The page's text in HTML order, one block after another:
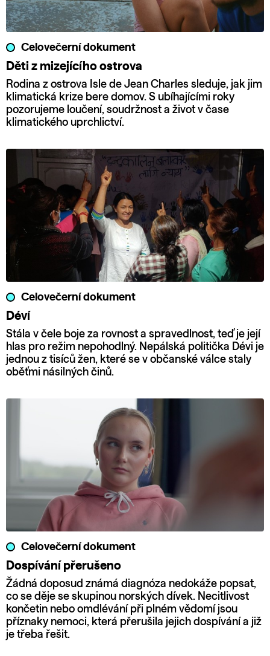
Celovečerní dokument
Děti z mizejícího ostrova
Rodina z ostrova Isle de Jean Charles sleduje, jak jim
klimatická krize bere domov. S ubíhajícími roky
pozorujeme loučení, soudržnost a život v čase
klimatického uprchlictví.
Celovečerní dokument
Déví
Stála v čele boje za rovnost a spravedlnost, teď je její
hlas pro režim nepohodlný. Nepálská politička Dévi je
jednou z tisíců žen, které se v občanské válce staly
oběťmi násilných činů.
Celovečerní dokument
Dospívání přerušeno
Žádná doposud známá diagnóza nedokáže popsat,
co se děje se skupinou norských dívek. Necitlivost
končetin nebo omdlévání při plném vědomí jsou
příznaky nemoci, která přerušila jejich dospívání a již
je třeba řešit.